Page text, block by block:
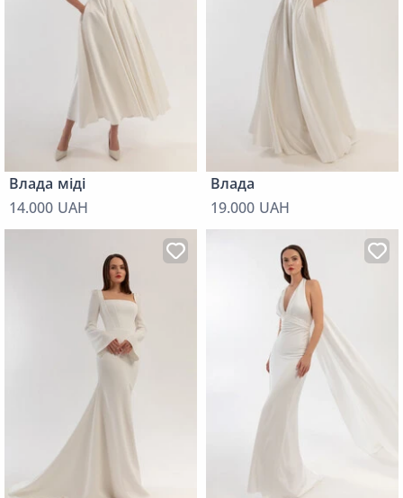
Влада міді
14.000 UAH
Влада
19.000 UAH